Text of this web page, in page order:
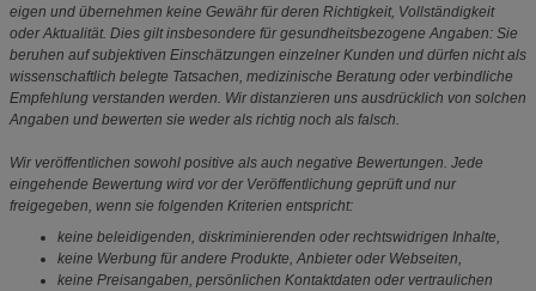
eigen und übernehmen keine Gewähr für deren Richtigkeit, Vollständigkeit
oder Aktualität. Dies gilt insbesondere für gesundheitsbezogene Angaben: Sie
beruhen auf subjektiven Einschätzungen einzelner Kunden und dürfen nicht als
wissenschaftlich belegte Tatsachen, medizinische Beratung oder verbindliche
Empfehlung verstanden werden. Wir distanzieren uns ausdrücklich von solchen
Angaben und bewerten sie weder als richtig noch als falsch.
Wir veröffentlichen sowohl positive als auch negative Bewertungen. Jede
eingehende Bewertung wird vor der Veröffentlichung geprüft und nur
freigegeben, wenn sie folgenden Kriterien entspricht:
keine beleidigenden, diskriminierenden oder rechtswidrigen Inhalte,
keine Werbung für andere Produkte, Anbieter oder Webseiten,
keine Preisangaben, persönlichen Kontaktdaten oder vertraulichen